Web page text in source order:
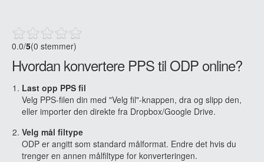
0.0/5(0 stemmer)
Hvordan konvertere PPS til ODP online?
Last opp PPS fil
Velg PPS-filen din med "Velg fil"-knappen, dra og slipp den,
eller importer den direkte fra Dropbox/Google Drive.
Velg mål filtype
ODP er angitt som standard målformat. Endre det hvis du
trenger en annen målfiltype for konverteringen.